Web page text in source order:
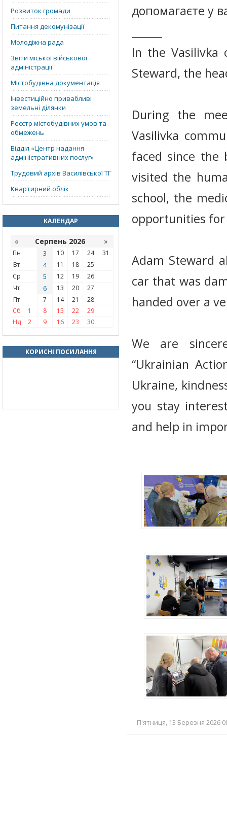
Розвиток громади
Питання декомунізації
Молодіжна рада
Звіти міської військової
адміністрації
Містобудівна документація
Інвестиційно привабливі
земельні ділянки
Реєстр містобудівних умов та
обмежень
Відділ «‎Центр надання
адміністративних послуг»
Трудовий архів Василівської ТГ
Квартирний облік
КАЛЕНДАР
« Серпень 2026 »
Пн 3 10 17 24
31
Вт
4 11 18
25
Ср
5 12 19
26
Чт
6 13 20
27
Пт
7 14 21
28
Сб
1 8 15 22
29
Нд
2 9 16 23 30
КОРИСНІ ПОСИЛАННЯ
допомагаєте у
In the Vasilivka
Steward, the
During the
Vasilivka
faced since the
visited the
school, the
opportunities
Adam Steward
car that was
handed over a
We are
“Ukrainian
Ukraine,
you stay
and help in
П'ятниця, 13 Березня 2026